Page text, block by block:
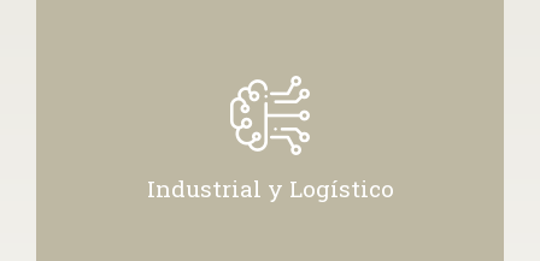
Industrial y Logístico